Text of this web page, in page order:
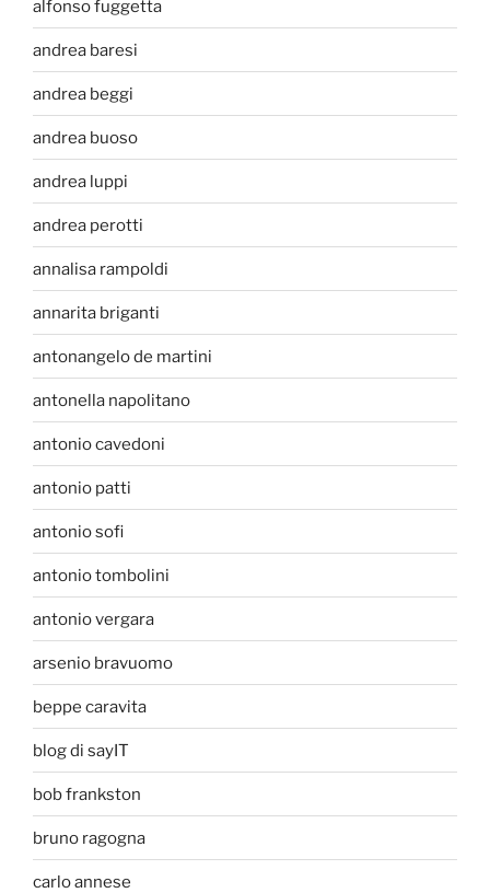
alfonso fuggetta
andrea baresi
andrea beggi
andrea buoso
andrea luppi
andrea perotti
annalisa rampoldi
annarita briganti
antonangelo de martini
antonella napolitano
antonio cavedoni
antonio patti
antonio sofi
antonio tombolini
antonio vergara
arsenio bravuomo
beppe caravita
blog di sayIT
bob frankston
bruno ragogna
carlo annese